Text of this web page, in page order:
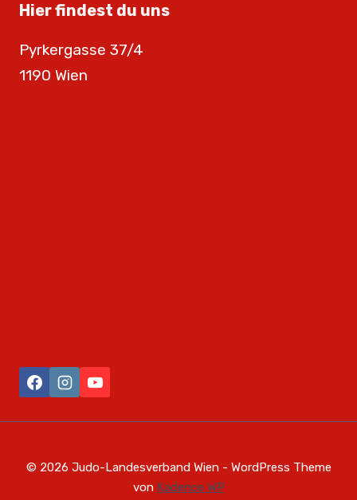
Hier findest du uns
Pyrkergasse 37/4
1190 Wien
© 2026 Judo-Landesverband Wien - WordPress Theme
von Kadence WP